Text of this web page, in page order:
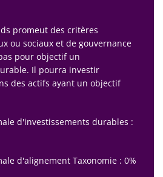
promeut des critères
ou sociaux et de gouvernance
pour objectif un
Il pourra investir
des actifs ayant un objectif
d'investissements durables :
d'alignement Taxonomie : 0%